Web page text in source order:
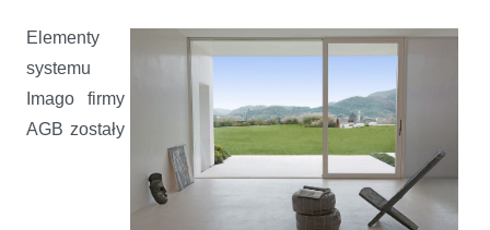
Elementy
systemu
Imago firmy
AGB zostały